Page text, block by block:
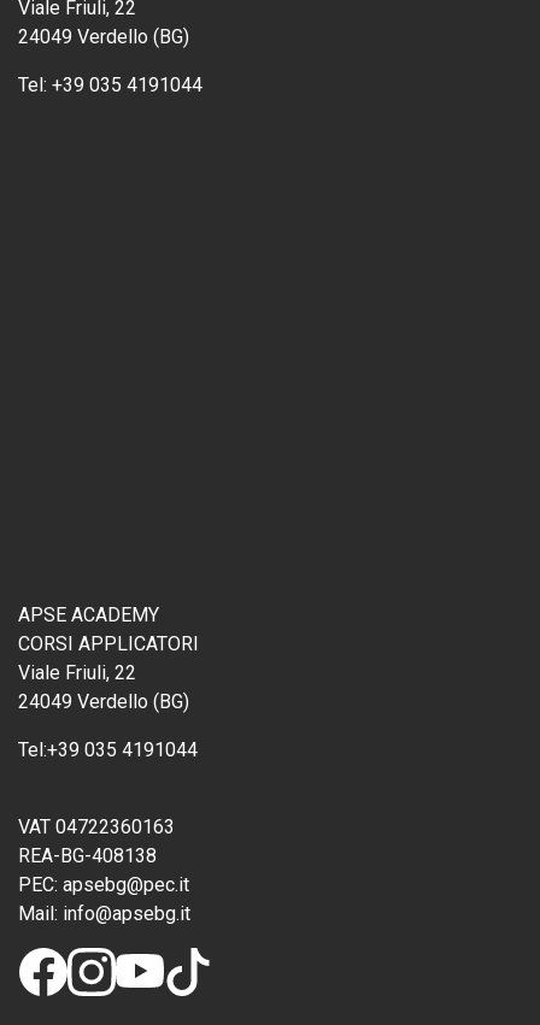
Viale Friuli, 22
24049 Verdello (BG)
Tel: +39 035 4191044
APSE ACADEMY
CORSI APPLICATORI
Viale Friuli, 22
24049 Verdello (BG)
Tel:+39 035 4191044
VAT 04722360163
REA-BG-408138
PEC: apsebg@pec.it
Mail: info@apsebg.it